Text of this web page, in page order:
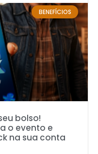
BENEFÍCIOS
bolso!
o evento e
na sua conta